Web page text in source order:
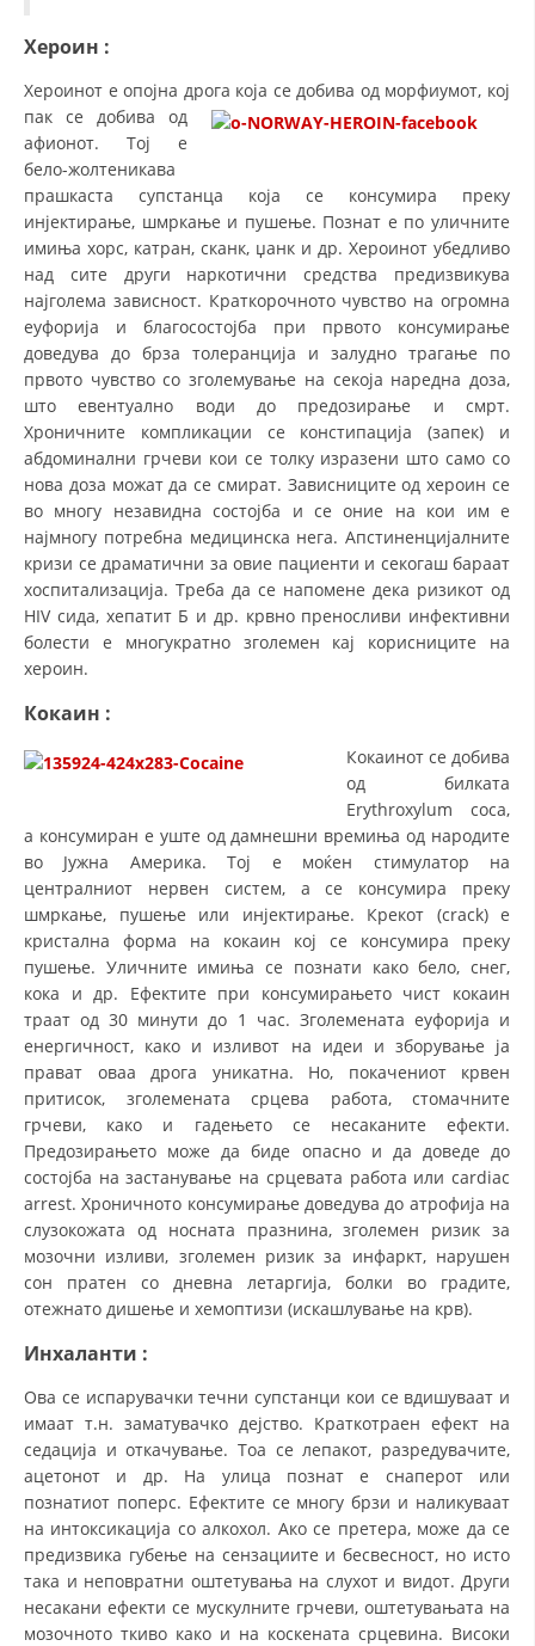
ЗДРАВСТВЕНО ПРЕВЕНТИВНА ДЕЈНОСТ
ПРВА ПОМОШ
МЕНАЏМЕНТ НА ВОЛОНТЕРИ
ЗА НАС
ДЕЈСТВУВАЊЕ
ПРИРАЧНИЦИ
СТРАТЕГИИ
ЕДУКАТИВНО ИНФОРМАТИВНИ МАТЕРИЈАЛИ
Хероин :
Хероинот е опојна дрога која се добива од морфиумот, кој
пак се добива од
афионот. Тој е
бело-жолтеникава
прашкаста супстанца која се консумира преку
инјектирање, шмркање и пушење. Познат е по уличните
имиња хорс, катран, сканк, џанк и др. Хероинот убедливо
над сите други наркотични средства предизвикува
најголема зависност. Краткорочното чувство на огромна
еуфорија и благосостојба при првото консумирање
доведува до брза толеранција и залудно трагање по
првото чувство со зголемување на секоја наредна доза,
што евентуално води до предозирање и смрт.
Хроничните компликации се констипација (запек) и
абдоминални грчеви кои се толку изразени што само со
нова доза можат да се смират. Зависниците од хероин се
во многу незавидна состојба и се оние на кои им е
најмногу потребна медицинска нега. Апстиненцијалните
кризи се драматични за овие пациенти и секогаш бараат
хоспитализација. Треба да се напомене дека ризикот од
HIV сида, хепатит Б и др. крвно преносливи инфективни
болести е многукратно зголемен кај корисниците на
хероин.
Кокаин :
Кокаинот се добива
од билката
Erythroxylum coca,
а консумиран е уште од дамнешни времиња од народите
во Јужна Америка. Тој е моќен стимулатор на
централниот нервен систем, а се консумира преку
шмркање, пушење или инјектирање. Крекот (crack) е
кристална форма на кокаин кој се консумира преку
пушење. Уличните имиња се познати како бело, снег,
кока и др. Ефектите при консумирањето чист кокаин
траат од 30 минути до 1 час. Зголемената еуфорија и
енергичност, како и изливот на идеи и зборување ја
прават оваа дрога уникатна. Но, покачениот крвен
притисок, зголемената срцева работа, стомачните
грчеви, како и гадењето се несаканите ефекти.
Предозирањето може да биде опасно и да доведе до
состојба на застанување на срцевата работа или cardiac
arrest. Хроничното консумирање доведува до атрофија на
слузокожата од носната празнина, зголемен ризик за
мозочни изливи, зголемен ризик за инфаркт, нарушен
сон пратен со дневна летаргија, болки во градите,
отежнато дишење и хемоптизи (искашлување на крв).
Инхаланти :
Ова се испарувачки течни супстанци кои се вдишуваат и
имаат т.н. заматувачко дејство. Краткотраен ефект на
седација и откачување. Тоа се лепакот, разредувачите,
ацетонот и др. На улица познат е снаперот или
познатиот поперс. Ефектите се многу брзи и наликуваат
на интоксикација со алкохол. Ако се претера, може да се
предизвика губење на сензациите и бесвесност, но исто
така и неповратни оштетувања на слухот и видот. Други
несакани ефекти се мускулните грчеви, оштетувањата на
мозочното ткиво како и на коскената срцевина. Високи